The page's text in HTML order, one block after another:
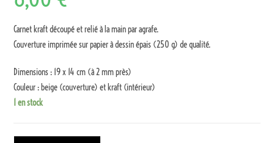
Carnet kraft découpé et relié à la main par agrafe.
Couverture imprimée sur papier à dessin épais (250 g) de qualité.
Dimensions : 19 x 14 cm (à 2 mm près)
Couleur : beige (couverture) et kraft (intérieur)
1 en stock